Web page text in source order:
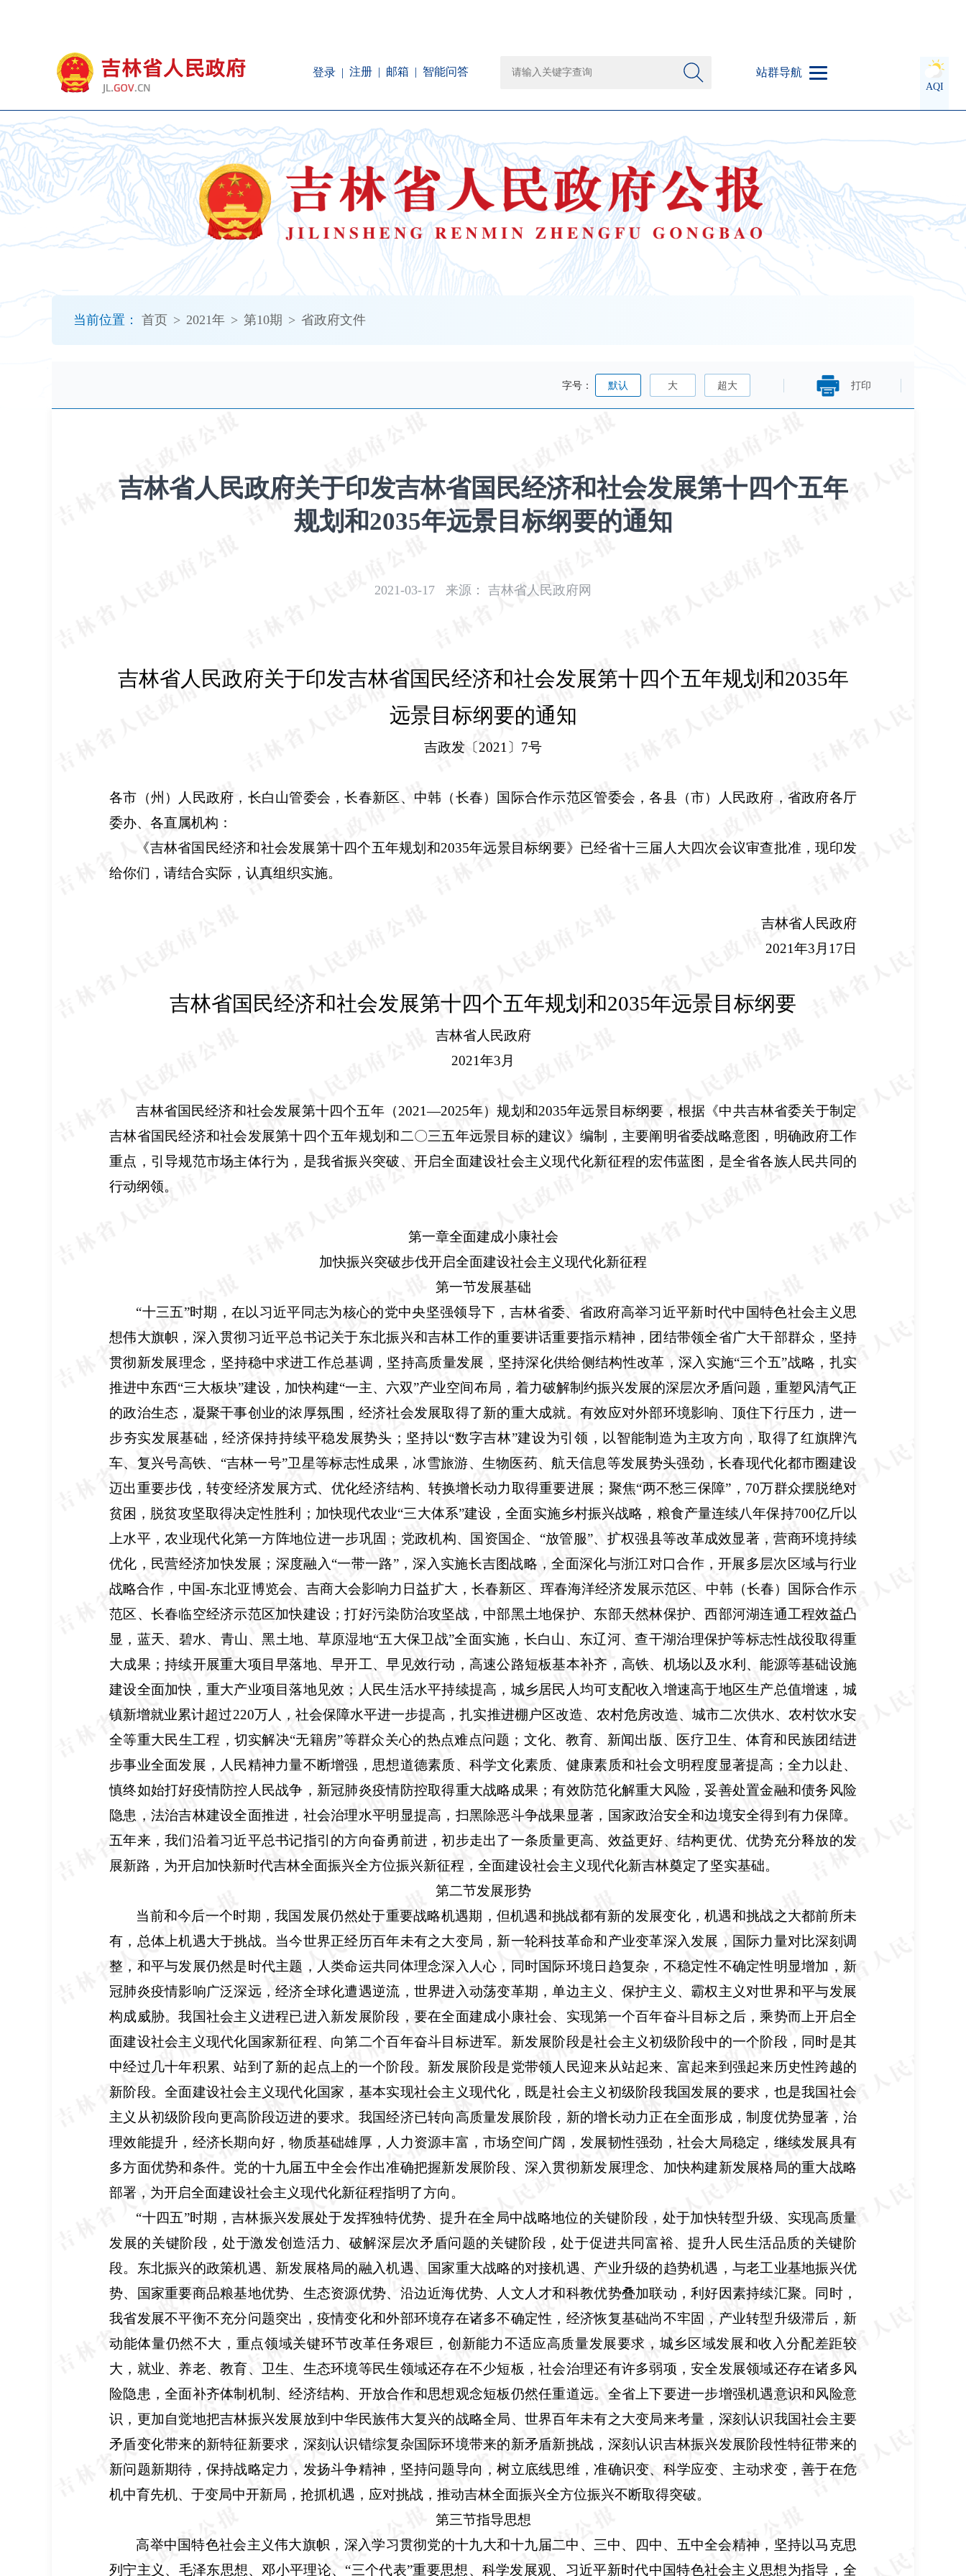
登录 注册 邮箱 智能问答 站群导航
AQI
当前位置： 首页 > 2021年 > 第10期 > 省政府文件
打印
字号： 默认 大 超大
吉林省人民政府关于印发吉林省国民经济和社会发展第十四个五年
规划和2035年远景目标纲要的通知
2021-03-17 来源： 吉林省人民政府网
吉林省人民政府关于印发吉林省国民经济和社会发展第十四个五年规划和2035年
远景目标纲要的通知
吉政发〔2021 〕 7号
各市（州）人民政府，长白山管委会，长春新区、中韩（长春）国际合作示范区管委会，各县（市）人民政府，省政府各厅
委办、各直属机构：
《吉林省国民经济和社会发展第十四个五年规划和2035年远景目标纲要》已经省十三届人大四次会议审查批准，现印发
给你们，请结合实际，认真组织实施。
吉林省人民政府
2021年3月 17 日
吉林省国民经济和社会发展第十四个五年规划和2035年远景目标纲要
吉林省人民政府
2021年3月
吉林省国民经济和社会发展第十四个五年（2021—2025年）规划和2035年远景目标纲要，根据《中共吉林省委关于制定
吉林省国民经济和社会发展第十四个五年规划和二〇三五年远景目标的建议》编制，主要阐明省委战略意图，明确政府工作
重点，引导规范市场主体行为，是我省振兴突破、开启全面建设社会主义现代化新征程的宏伟蓝图，是全省各族人民共同的
行动纲领。
第一章全面建成小康社会
加快振兴突破步伐开启全面建设社会主义现代化新征程
第一节发展基础
“十三五”时期，在以习近平同志为核心的党中央坚强领导下，吉林省委、省政府高举习近平新时代中国特色社会主义思
想伟大旗帜，深入贯彻习近平总书记关于东北振兴和吉林工作的重要讲话重要指示精神，团结带领全省广大干部群众，坚持
贯彻新发展理念，坚持稳中求进工作总基调，坚持高质量发展，坚持深化供给侧结构性改革，深入实施“三个五”战略，扎实
推进中东西“三大板块”建设，加快构建“一主、六双”产业空间布局，着力破解制约振兴发展的深层次矛盾问题，重塑风清气正
的政治生态，凝聚干事创业的浓厚氛围，经济社会发展取得了新的重大成就。有效应对外部环境影响、顶住下行压力，进一
步夯实发展基础，经济保持持续平稳发展势头；坚持以“数字吉林”建设为引领，以智能制造为主攻方向，取得了红旗牌汽
车、复兴号高铁、“吉林一号”卫星等标志性成果，冰雪旅游、生物医药、航天信息等发展势头强劲，长春现代化都市圈建设
迈出重要步伐，转变经济发展方式、优化经济结构、转换增长动力取得重要进展；聚焦“两不愁三保障”， 70万群众摆脱绝对
贫困，脱贫攻坚取得决定性胜利；加快现代农业“三大体系”建设，全面实施乡村振兴战略，粮食产量连续八年保持700亿斤以
上水平，农业现代化第一方阵地位进一步巩固；党政机构、国资国企、“放管服”、扩权强县等改革成效显著，营商环境持续
优化，民营经济加快发展；深度融入“一带一路”，深入实施长吉图战略，全面深化与浙江对口合作，开展多层次区域与行业
战略合作，中国-东北亚博览会、吉商大会影响力日益扩大，长春新区、珲春海洋经济发展示范区、中韩（长春）国际合作示
范区、长春临空经济示范区加快建设；打好污染防治攻坚战，中部黑土地保护、东部天然林保护、西部河湖连通工程效益凸
显，蓝天、碧水、青山、黑土地、草原湿地“五大保卫战”全面实施，长白山、东辽河、查干湖治理保护等标志性战役取得重
大成果；持续开展重大项目早落地、早开工、早见效行动，高速公路短板基本补齐，高铁、机场以及水利、能源等基础设施
建设全面加快，重大产业项目落地见效；人民生活水平持续提高，城乡居民人均可支配收入增速高于地区生产总值增速，城
镇新增就业累计超过220万人，社会保障水平进一步提高，扎实推进棚户区改造、农村危房改造、城市二次供水、农村饮水安
全等重大民生工程，切实解决“无籍房”等群众关心的热点难点问题；文化、教育、新闻出版、医疗卫生、体育和民族团结进
步事业全面发展，人民精神力量不断增强，思想道德素质、科学文化素质、健康素质和社会文明程度显著提高；全力以赴、
慎终如始打好疫情防控人民战争，新冠肺炎疫情防控取得重大战略成果；有效防范化解重大风险，妥善处置金融和债务风险
隐患，法治吉林建设全面推进，社会治理水平明显提高，扫黑除恶斗争战果显著，国家政治安全和边境安全得到有力保障。
五年来，我们沿着习近平总书记指引的方向奋勇前进，初步走出了一条质量更高、效益更好、结构更优、优势充分释放的发
展新路，为开启加快新时代吉林全面振兴全方位振兴新征程，全面建设社会主义现代化新吉林奠定了坚实基础。
第二节发展形势
当前和今后一个时期，我国发展仍然处于重要战略机遇期，但机遇和挑战都有新的发展变化，机遇和挑战之大都前所未
有，总体上机遇大于挑战。当今世界正经历百年未有之大变局，新一轮科技革命和产业变革深入发展，国际力量对比深刻调
整，和平与发展仍然是时代主题，人类命运共同体理念深入人心，同时国际环境日趋复杂，不稳定性不确定性明显增加，新
冠肺炎疫情影响广泛深远，经济全球化遭遇逆流，世界进入动荡变革期，单边主义、保护主义、霸权主义对世界和平与发展
构成威胁。我国社会主义进程已进入新发展阶段，要在全面建成小康社会、实现第一个百年奋斗目标之后，乘势而上开启全
面建设社会主义现代化国家新征程、向第二个百年奋斗目标进军。新发展阶段是社会主义初级阶段中的一个阶段，同时是其
中经过几十年积累、站到了新的起点上的一个阶段。新发展阶段是党带领人民迎来从站起来、富起来到强起来历史性跨越的
新阶段。全面建设社会主义现代化国家，基本实现社会主义现代化，既是社会主义初级阶段我国发展的要求，也是我国社会
主义从初级阶段向更高阶段迈进的要求。我国经济已转向高质量发展阶段，新的增长动力正在全面形成，制度优势显著，治
理效能提升，经济长期向好，物质基础雄厚，人力资源丰富，市场空间广阔，发展韧性强劲，社会大局稳定，继续发展具有
多方面优势和条件。党的十九届五中全会作出准确把握新发展阶段、深入贯彻新发展理念、加快构建新发展格局的重大战略
部署，为开启全面建设社会主义现代化新征程指明了方向。
“十四五”时期，吉林振兴发展处于发挥独特优势、提升在全局中战略地位的关键阶段，处于加快转型升级、实现高质量
发展的关键阶段，处于激发创造活力、破解深层次矛盾问题的关键阶段，处于促进共同富裕、提升人民生活品质的关键阶
段。东北振兴的政策机遇、新发展格局的融入机遇、国家重大战略的对接机遇、产业升级的趋势机遇，与老工业基地振兴优
势、国家重要商品粮基地优势、生态资源优势、沿边近海优势、人文人才和科教优势叠加联动，利好因素持续汇聚。同时，
我省发展不平衡不充分问题突出，疫情变化和外部环境存在诸多不确定性，经济恢复基础尚不牢固，产业转型升级滞后，新
动能体量仍然不大，重点领域关键环节改革任务艰巨，创新能力不适应高质量发展要求，城乡区域发展和收入分配差距较
大，就业、养老、教育、卫生、生态环境等民生领域还存在不少短板，社会治理还有许多弱项，安全发展领域还存在诸多风
险隐患，全面补齐体制机制、经济结构、开放合作和思想观念短板仍然任重道远。全省上下要进一步增强机遇意识和风险意
识，更加自觉地把吉林振兴发展放到中华民族伟大复兴的战略全局、世界百年未有之大变局来考量，深刻认识我国社会主要
矛盾变化带来的新特征新要求，深刻认识错综复杂国际环境带来的新矛盾新挑战，深刻认识吉林振兴发展阶段性特征带来的
新问题新期待，保持战略定力，发扬斗争精神，坚持问题导向，树立底线思维，准确识变、科学应变、主动求变，善于在危
机中育先机、于变局中开新局，抢抓机遇，应对挑战，推动吉林全面振兴全方位振兴不断取得突破。
第三节指导思想
高举中国特色社会主义伟大旗帜，深入学习贯彻党的十九大和十九届二中、三中、四中、五中全会精神，坚持以马克思
列宁主义、毛泽东思想、邓小平理论、“三个代表”重要思想、科学发展观、习近平新时代中国特色社会主义思想为指导，全
障
碍
说
明
页
面,
按
加